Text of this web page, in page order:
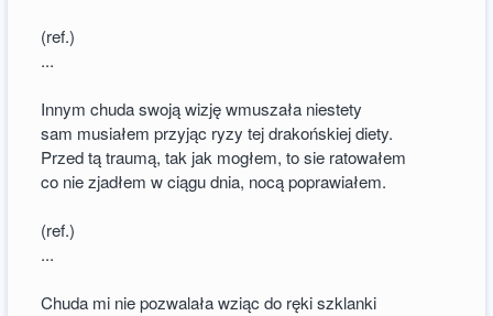
(ref.)
...
Innym chuda swoją wizję wmuszała niestety
sam musiałem przyjąc ryzy tej drakońskiej diety.
Przed tą traumą, tak jak mogłem, to sie ratowałem
co nie zjadłem w ciągu dnia, nocą poprawiałem.
(ref.)
...
Chuda mi nie pozwalała wziąc do ręki szklanki